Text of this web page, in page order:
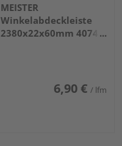
MEISTER
Winkelabdeckleiste
2380x22x60mm 4074
6,90 € / lfm